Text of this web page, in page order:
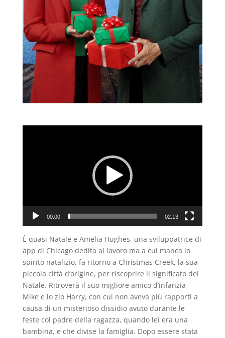
00:00 02:13
È quasi Natale e Amelia Hughes, una sviluppatrice di
app di Chicago dedita al lavoro ma a cui manca lo
spirito natalizio, fa ritorno a Christmas Creek, la sua
piccola città d’origine, per riscoprire il significato del
Natale. Ritroverà il suo migliore amico d’infanzia
Mike e lo zio Harry, con cui non aveva più rapporti a
causa di un misterioso dissidio avuto durante le
feste col padre della ragazza, quando lei era una
bambina, e che divise la famiglia. Dopo essere stata